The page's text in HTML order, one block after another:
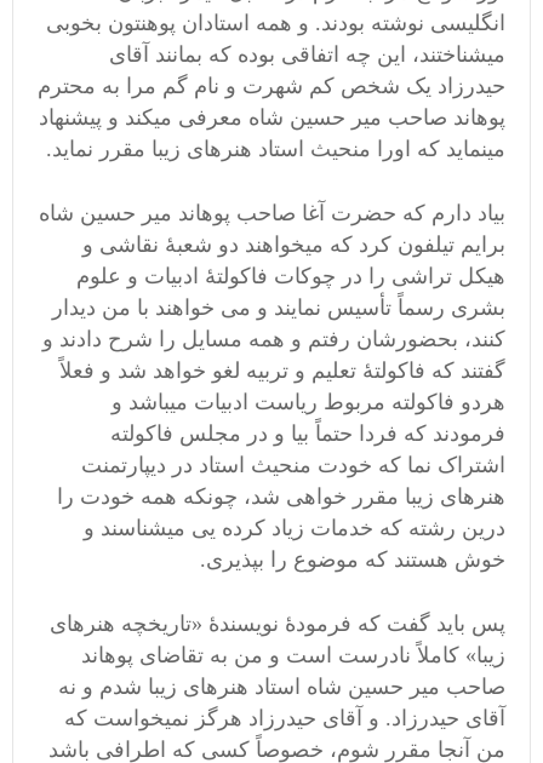
انگلیسی نوشته بودند. و همه استادان پوهنتون بخوبی
میشناختند، این چه اتفاقی بوده که بمانند آقای
حیدرزاد یک شخص کم شهرت و نام گم مرا به محترم
پوهاند صاحب میر حسین شاه معرفی میکند و پیشنهاد
مینماید که اورا منحیث استاد هنرهای زیبا مقرر نماید.
بیاد دارم که حضرت آغا صاحب پوهاند میر حسین شاه
برایم تیلفون کرد که میخواهند دو شعبۀ نقاشی و
هیکل تراشی را در چوکات فاکولتۀ ادبیات و علوم
بشری رسماً تأسیس نمایند و می خواهند با من دیدار
کنند، بحضورشان رفتم و همه مسایل را شرح دادند و
گفتند که فاکولتۀ تعلیم و تربیه لغو خواهد شد و فعلاً
هردو فاکولته مربوط ریاست ادبیات میباشد و
فرمودند که فردا حتماً بیا و در مجلس فاکولته
اشتراک نما که خودت منحیث استاد در دیپارتمنت
هنرهای زیبا مقرر خواهی شد، چونکه همه خودت را
درین رشته که خدمات زیاد کرده یی میشناسند و
خوش هستند که موضوع را بپذیری.
پس باید گفت که فرمودۀ نویسندۀ «تاریخچه هنرهای
زیبا» کاملاً نادرست است و من به تقاضای پوهاند
صاحب میر حسین شاه استاد هنرهای زیبا شدم و نه
آقای حیدرزاد. و آقای حیدرزاد هرگز نمیخواست که
من آنجا مقرر شوم، خصوصاً کسی که اطرافی باشد